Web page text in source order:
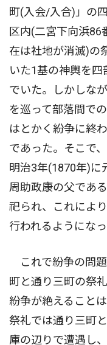
町(入会/入合)」の
区内(二宮下向浜86
在は社地が消滅)の
いた1基の神輿を
でいた。しかしな
を巡って部落間で
はとかく紛争に終
であった。そこで
明治3年(1870年)に
周助政康の父であ
祀られ、これによ
行われるようにな
これで紛争の問
町と通り三町の祭
紛争が絶えること
祭礼では通り三町
庫の辺りで遭遇し